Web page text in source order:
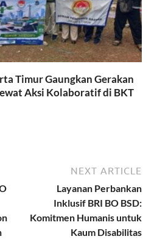
Timur Gaungkan Gerakan
Aksi Kolaboratif di BKT
NEXT ARTICLE
Layanan Perbankan
Inklusif BRI BO BSD:
Komitmen Humanis untuk
Kaum Disabilitas